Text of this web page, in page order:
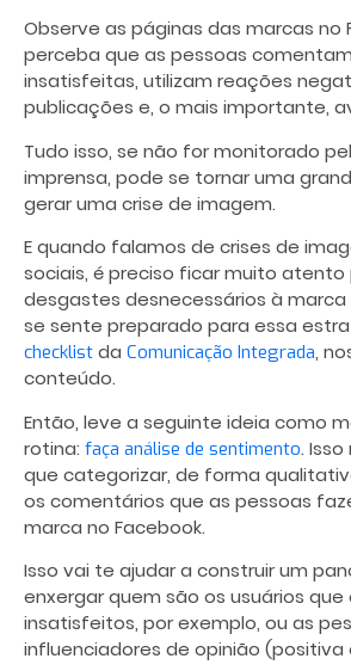
Observe as páginas das marcas no
perceba que as pessoas
insatisfeitas, utilizam reações
publicações e, o mais importante,
Tudo isso, se não for monitorado
imprensa, pode se tornar uma
gerar uma crise de imagem.
E quando falamos de crises de
sociais, é preciso ficar muito
desgastes desnecessários à
se sente preparado para essa
checklist da Comunicação Integrada,
conteúdo.
Então, leve a seguinte ideia como
rotina: faça análise de sentimento.
que categorizar, de forma
os comentários que as pessoas
marca no Facebook.
Isso vai te ajudar a construir um
enxergar quem são os usuários
insatisfeitos, por exemplo, ou as
influenciadores de opinião (positiva